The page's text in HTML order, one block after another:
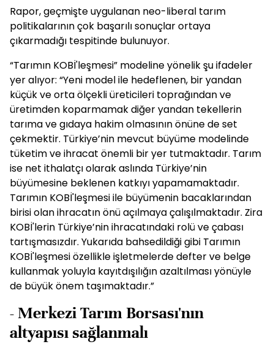
Rapor, geçmişte uygulanan neo-liberal tarım
politikalarının çok başarılı sonuçlar ortaya
çıkarmadığı tespitinde bulunuyor.
“Tarımın KOBİ'leşmesi” modeline yönelik şu ifadeler
yer alıyor: “Yeni model ile hedeflenen, bir yandan
küçük ve orta ölçekli üreticileri toprağından ve
üretimden koparmamak diğer yandan tekellerin
tarıma ve gıdaya hakim olmasının önüne de set
çekmektir. Türkiye’nin mevcut büyüme modelinde
tüketim ve ihracat önemli bir yer tutmaktadır. Tarım
ise net ithalatçı olarak aslında Türkiye’nin
büyümesine beklenen katkıyı yapamamaktadır.
Tarımın KOBİ'leşmesi ile büyümenin bacaklarından
birisi olan ihracatın önü açılmaya çalışılmaktadır. Zira
KOBİ'lerin Türkiye’nin ihracatındaki rolü ve çabası
tartışmasızdır. Yukarıda bahsedildiği gibi Tarımın
KOBİ'leşmesi özellikle işletmelerde defter ve belge
kullanmak yoluyla kayıtdışılığın azaltılması yönüyle
de büyük önem taşımaktadır.”
- Merkezi Tarım Borsası'nın
altyapısı sağlanmalı